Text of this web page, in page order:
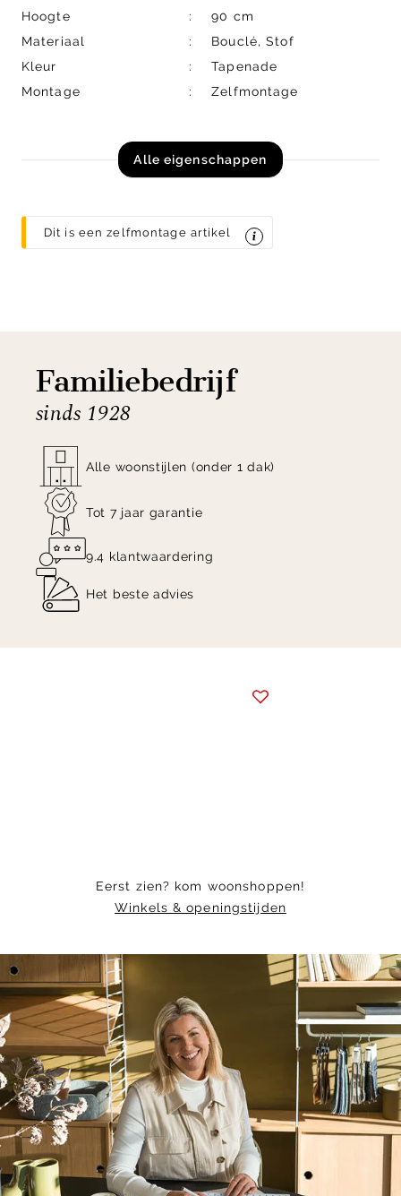
Hoogte
90 cm
Materiaal
Bouclé, Stof
Kleur
Tapenade
Montage
Zelfmontage
Alle eigenschappen
Dit is een zelfmontage artikel
Familiebedrijf
sinds 1928
Alle woonstijlen (onder 1 dak)
Tot 7 jaar garantie
9.4 klantwaardering
Het beste advies
Eerst zien? kom woonshoppen!
Winkels & openingstijden